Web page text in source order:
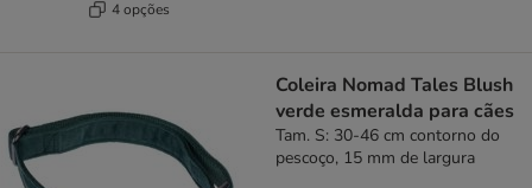
4 opções
Coleira Nomad Tales Blush
verde esmeralda para cães
Tam. S: 30-46 cm contorno do
pescoço, 15 mm de largura